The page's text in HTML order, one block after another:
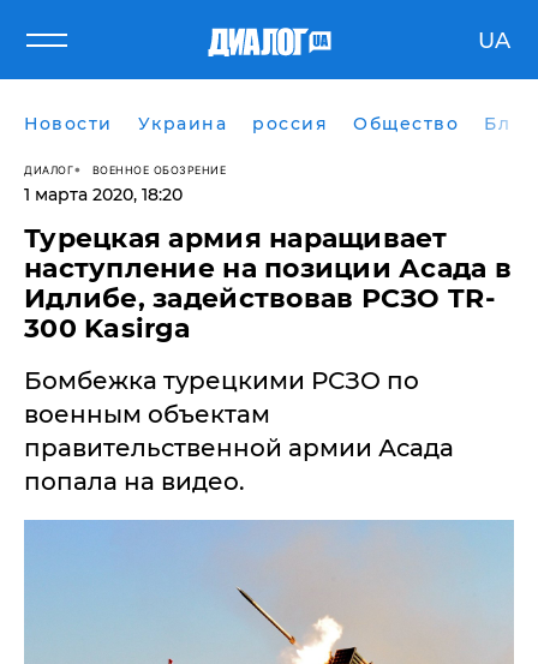
UA
Новости Украина россия Общество
ДИАЛОГ ВОЕННОЕ ОБОЗРЕНИЕ
1 марта 2020, 18:20
Турецкая армия наращивает
наступление на позиции Асада в
Идлибе, задействовав РСЗО TR-
300 Kasirga
Бомбежка турецкими РСЗО по
военным объектам
правительственной армии Асада
попала на видео.